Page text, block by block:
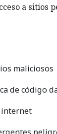
a
maliciosos
de código
internet